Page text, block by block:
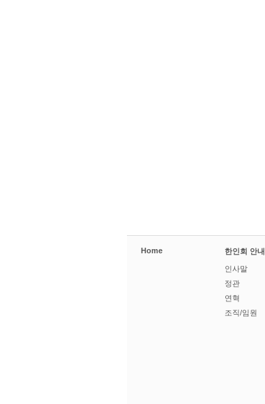
Home 한인회 안내
인사말
정관
연혁
조직/임원